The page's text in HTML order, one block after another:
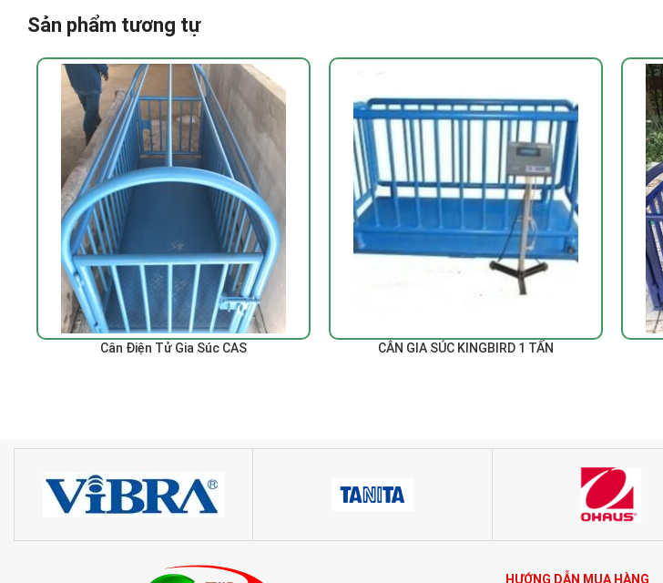
Sản phẩm tương tự
Cân Điện Tử Gia Súc CAS ĐỌC TIẾPCÂN GIA SÚC KINGBIRD 1 TẤN
HƯỚNG DẪN MUA HÀNG